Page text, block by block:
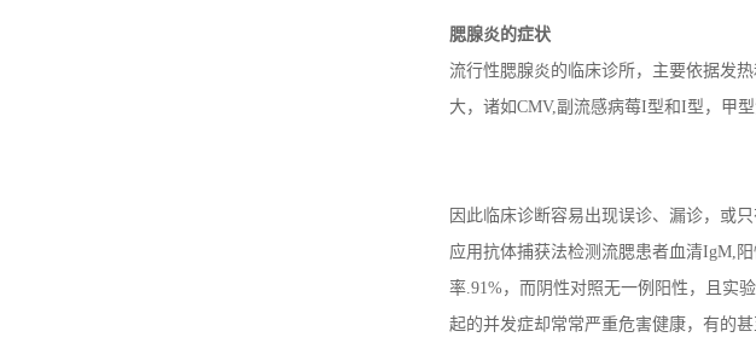
腮腺炎的症状
流行性腮腺炎的临床诊所，主要依据发
大，诸如CMV,副流感病莓I型和I型，甲
因此临床诊断容易出现误诊、漏诊，或
应用抗体捕获法检测流腮患者血清IgM,
率.91%，而阴性对照无一例阳性，且实
起的并发症却常常严重危害健康，有的甚